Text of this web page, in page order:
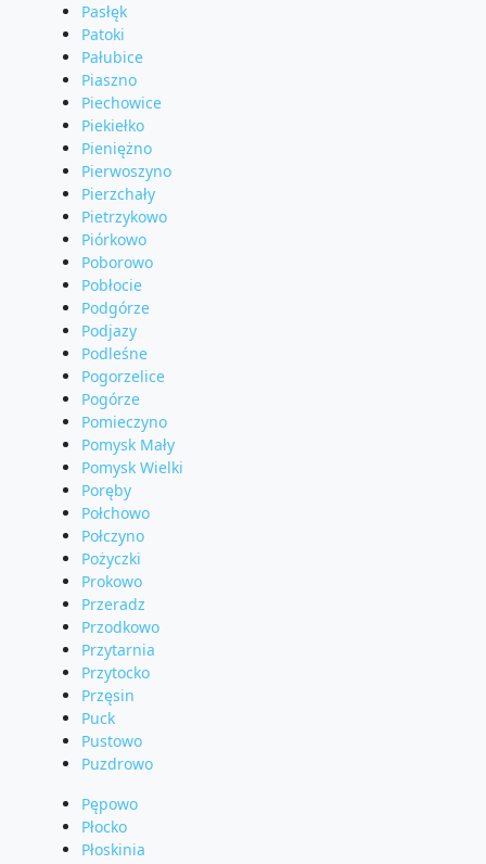
Pasłęk
Patoki
Pałubice
Piaszno
Piechowice
Piekiełko
Pieniężno
Pierwoszyno
Pierzchały
Pietrzykowo
Piórkowo
Poborowo
Pobłocie
Podgórze
Podjazy
Podleśne
Pogorzelice
Pogórze
Pomieczyno
Pomysk Mały
Pomysk Wielki
Poręby
Połchowo
Połczyno
Pożyczki
Prokowo
Przeradz
Przodkowo
Przytarnia
Przytocko
Przęsin
Puck
Pustowo
Puzdrowo
Pępowo
Płocko
Płoskinia